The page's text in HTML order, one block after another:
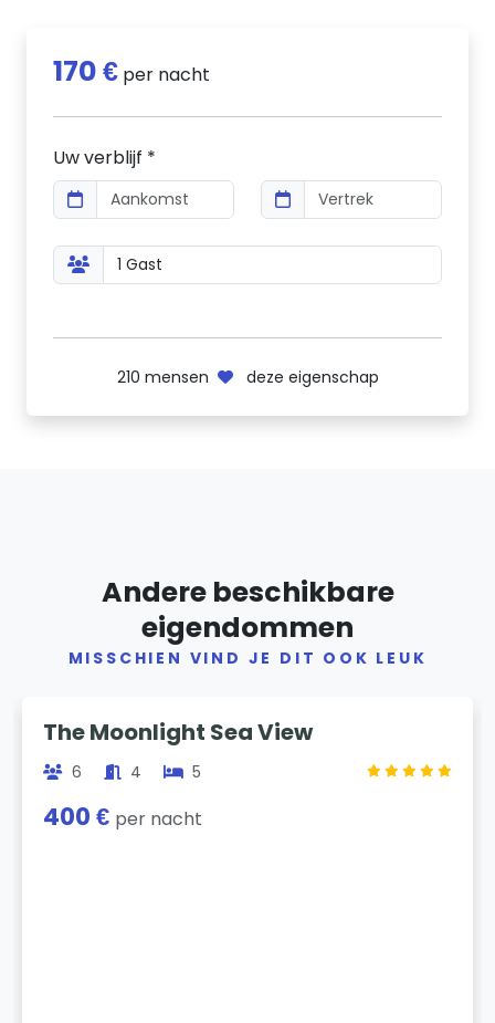
170 € per nacht
Uw verblijf *
210 mensen deze eigenschap
Andere beschikbare
eigendommen
MISSCHIEN VIND JE DIT OOK LEUK
The Moonlight Sea View
6 4 5
400 € per nacht